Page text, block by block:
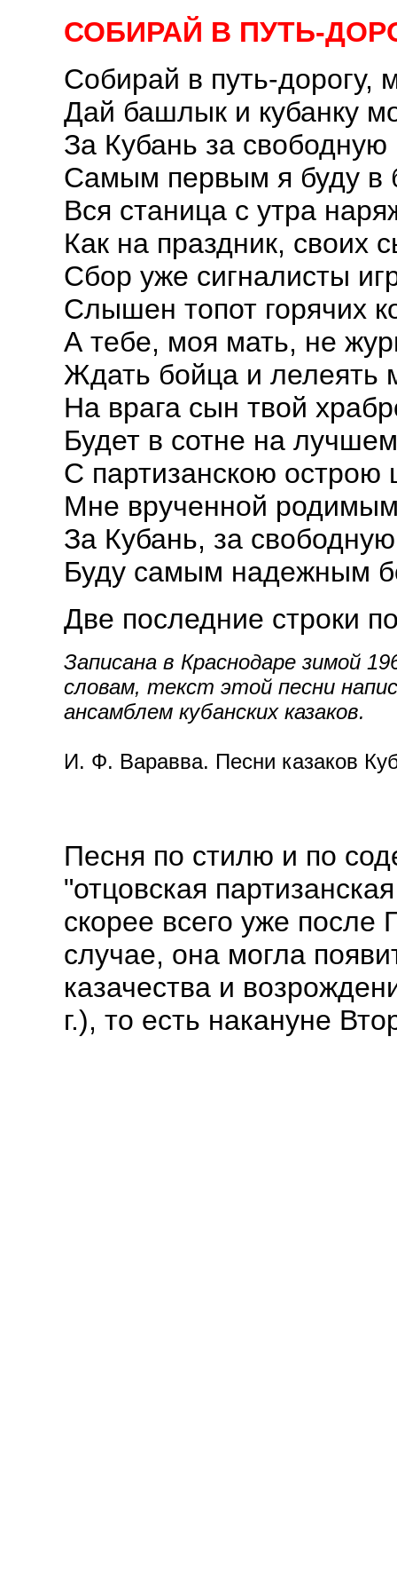
СОБИРАЙ В ПУТЬ-
Собирай в путь-дорогу,
Дай башлык и кубанку
За Кубань за
Самым первым я буду в
Вся станица с утра
Как на праздник, своих
Сбор уже сигналисты
Слышен топот горячих
А тебе, моя мать, не
Ждать бойца и лелеять
На врага сын твой
Будет в сотне на
С партизанскою
Мне врученной
За Кубань, за
Буду самым надежным
Две последние строки
Записана в Краснодаре зимой
словам, текст этой песни
ансамблем кубанских казаков.
И. Ф. Варавва. Песни казаков
Песня по стилю и по
"отцовская
скорее всего уже
случае, она могла
казачества и
г.), то есть накануне